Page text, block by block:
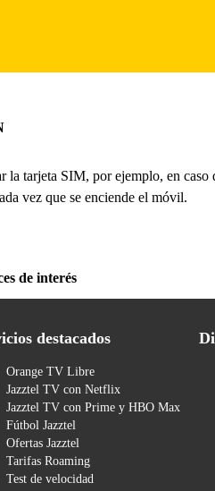
tarjeta SIM, por ejemplo, en
vez que se enciende el móvil.
de interés
destacados
Orange TV Libre
Jazztel TV con Netflix
Jazztel TV con Prime y HBO Max
Fútbol Jazztel
Ofertas Jazztel
Tarifas Roaming
Test de velocidad